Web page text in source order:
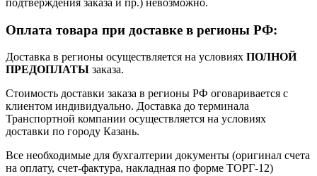
Оплата товара при доставке в регионы РФ:
Доставка в регионы осуществляется на условиях ПОЛНОЙ
ПРЕДОПЛАТЫ заказа.
Стоимость доставки заказа в регионы РФ оговаривается с
клиентом индивидуально. Доставка до терминала
Транспортной компании осуществляется на условиях
доставки по городу Казань.
Все необходимые для бухгалтерии документы (оригинал счета
на оплату, счет-фактура, накладная по форме ТОРГ-12)